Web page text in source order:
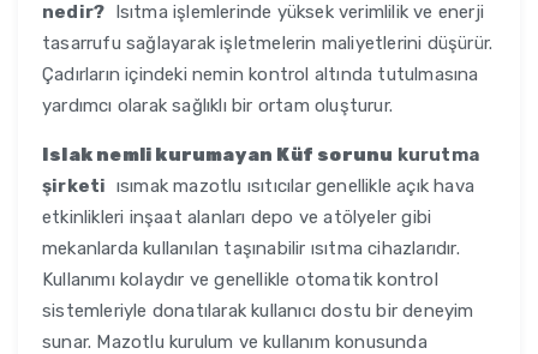
nedir? Isıtma işlemlerinde yüksek verimlilik ve enerji
tasarrufu sağlayarak işletmelerin maliyetlerini düşürür.
Çadırların içindeki nemin kontrol altında tutulmasına
yardımcı olarak sağlıklı bir ortam oluşturur.
Islak nemli kurumayan Küf sorunu kurutma
şirketi ısımak mazotlu ısıtıcılar genellikle açık hava
etkinlikleri inşaat alanları depo ve atölyeler gibi
mekanlarda kullanılan taşınabilir ısıtma cihazlarıdır.
Kullanımı kolaydır ve genellikle otomatik kontrol
sistemleriyle donatılarak kullanıcı dostu bir deneyim
sunar. Mazotlu kurulum ve kullanım konusunda